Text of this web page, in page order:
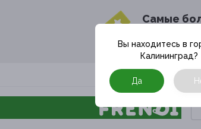
Cамые
в твоём
Москва
Вы находитесь в
Калининград?
Да